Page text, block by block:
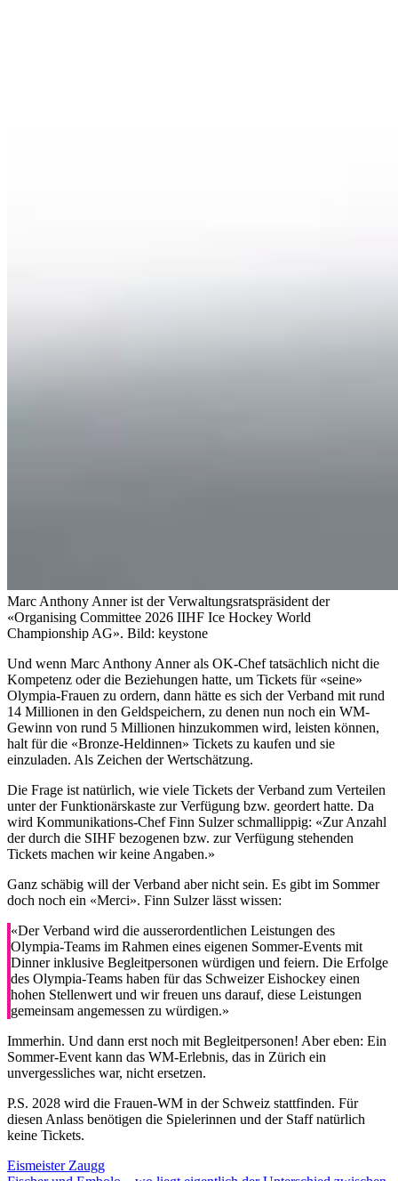
Marc Anthony Anner ist der Verwaltungsratspräsident der
«Organising Committee 2026 IIHF Ice Hockey World
Championship AG». Bild: keystone
Und wenn Marc Anthony Anner als OK-Chef tatsächlich nicht die
Kompetenz oder die Beziehungen hatte, um Tickets für «seine»
Olympia-Frauen zu ordern, dann hätte es sich der Verband mit rund
14 Millionen in den Geldspeichern, zu denen nun noch ein WM-
Gewinn von rund 5 Millionen hinzukommen wird, leisten können,
halt für die «Bronze-Heldinnen» Tickets zu kaufen und sie
einzuladen. Als Zeichen der Wertschätzung.
Die Frage ist natürlich, wie viele Tickets der Verband zum Verteilen
unter der Funktionärskaste zur Verfügung bzw. geordert hatte. Da
wird Kommunikations-Chef Finn Sulzer schmallippig: «Zur Anzahl
der durch die SIHF bezogenen bzw. zur Verfügung stehenden
Tickets machen wir keine Angaben.»
Ganz schäbig will der Verband aber nicht sein. Es gibt im Sommer
doch noch ein «Merci». Finn Sulzer lässt wissen:
«Der Verband wird die ausserordentlichen Leistungen des
Olympia-Teams im Rahmen eines eigenen Sommer-Events mit
Dinner inklusive Begleitpersonen würdigen und feiern. Die Erfolge
des Olympia-Teams haben für das Schweizer Eishockey einen
hohen Stellenwert und wir freuen uns darauf, diese Leistungen
gemeinsam angemessen zu würdigen.»
Immerhin. Und dann erst noch mit Begleitpersonen! Aber eben: Ein
Sommer-Event kann das WM-Erlebnis, das in Zürich ein
unvergessliches war, nicht ersetzen.
P.S. 2028 wird die Frauen-WM in der Schweiz stattfinden. Für
diesen Anlass benötigen die Spielerinnen und der Staff natürlich
keine Tickets.
Eismeister Zaugg